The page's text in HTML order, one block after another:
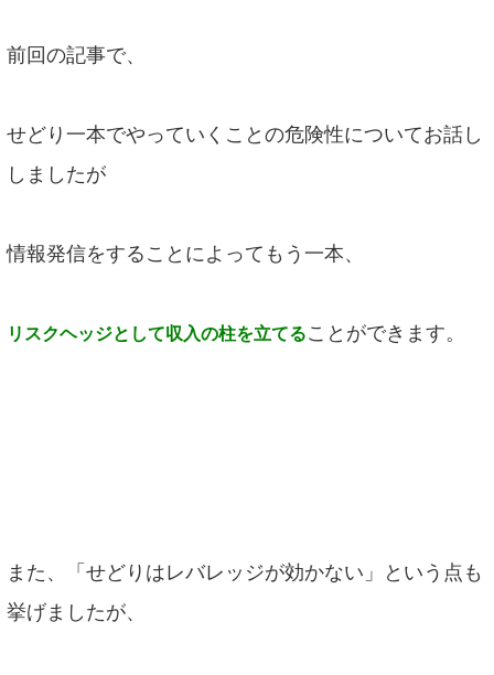
前回の記事で、
せどり一本でやっていくことの危険性についてお話し
しましたが
情報発信をすることによってもう一本、
リスクヘッジとして収入の柱を立てることができます。
また、「せどりはレバレッジが効かない」という点も
挙げましたが、